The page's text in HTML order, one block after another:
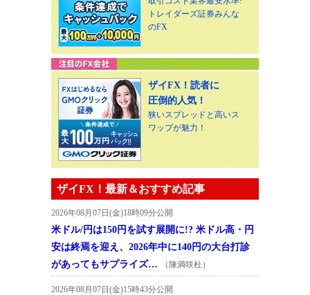
トレイダーズ証券みんな
のFX
ザイFX！読者に
圧倒的人気！
狭いスプレッドと高いス
ワップが魅力！
ザイFX！最新＆おすすめ記事
2026年08月07日(金)18時09分公開
米ドル/円は150円を試す展開に!? 米ドル高・円
安は終焉を迎え、2026年中に140円の大台打診
があってもサプライズ…
（陳満咲杜）
2026年08月07日(金)15時43分公開